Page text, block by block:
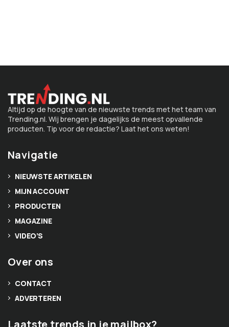
Altijd op de hoogte van de nieuwste trends met het team van
Trending.nl. Wij brengen je dagelijks de meest opvallende
producten. Tip voor de redactie? Laat het ons weten!
Navigatie
NIEUWSTE ARTIKELEN
MIJN ACCOUNT
PRODUCTEN
MAGAZINE
VIDEO’S
Over ons
CONTACT
ADVERTEREN
Laatste trends in je mailbox?